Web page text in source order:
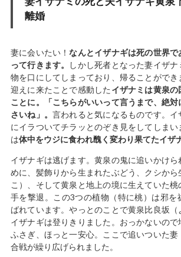
離婚
妻に会いたい！なんとイザナギは死の世界
って行きます。
しかし死者となった妻イザ
物を口にしてしまっており、帰ることがで
迎えに来たことで感動した イザナミは黄泉
ことに。「こちらがいいって言うまで、絶
さいね」。言われると気になるものです。
にイラついてチラッとのぞき見をしてしま
は体中をウジに食われ醜く変わり果てたイザ
イザナギは逃げます。黄泉の鬼に追いかけら
めに、髪飾りから生まれたぶどう、クシか
こ）、そして黄泉と地上の境に生えていた桃
手を撃退。この3つの植物（特に桃）は邪を
ばれています。やっとのことで黄泉比良坂
イザナギは登りきりました。おっかないの
ふさぎ、ほっと一安心。ここで追いついた
合戦が繰り広げられました。